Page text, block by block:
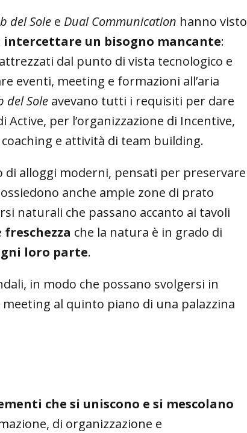
del Sole e Dual Communication hanno visto
intercettare un bisogno mancante:
dal punto di vista tecnologico e
eventi, meeting e formazioni all’aria
del Sole avevano tutti i requisiti per dare
per l’organizzazione di Incentive,
e attività di team building.
di alloggi moderni, pensati per preservare
anche ampie zone di prato
naturali che passano accanto ai tavoli
freschezza che la natura è in grado di
loro parte.
in modo che possano svolgersi in
al quinto piano di una palazzina
che si uniscono e si mescolano
di organizzazione e